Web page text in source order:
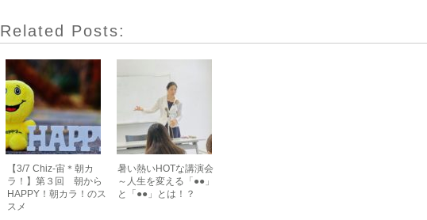
Related Posts:
【3/7 Chiz-宙＊朝カ
ラ！】第３回 朝から
HAPPY！朝カラ！のス
スメ
暑い熱いHOTな講演会
～人生を変える「●●」
と「●●」とは！？